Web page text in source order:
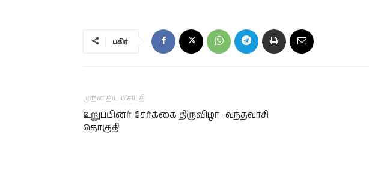
பகிர்
முந்தைய செய்தி
உறுப்பினர் சேர்க்கை திருவிழா -வந்தவாசி
தொகுதி